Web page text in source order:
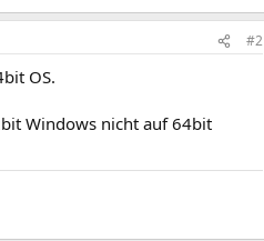
#2
OS.
Windows nicht auf 64bit